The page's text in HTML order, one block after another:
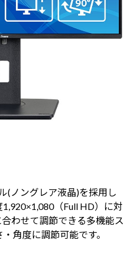
(ノングレア液晶)を採用し
（Full HD）に対
わせて調節できる多機能ス
角度に調節可能です。